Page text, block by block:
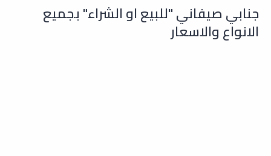
جنابي صيفاني "للبيع او الشراء" بجميع
الانواع والاسعار